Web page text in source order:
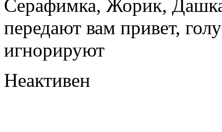
Серафимка, Жорик,
передают вам привет,
игнорируют
Неактивен